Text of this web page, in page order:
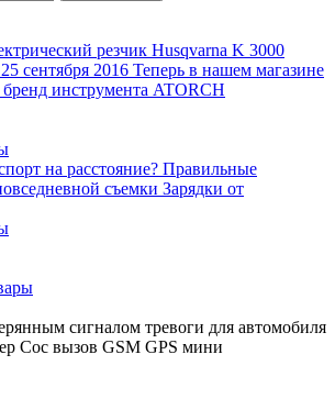
резчик Husqvarna K 3000
25 сентября 2016 Теперь в нашем магазине
инструмента ATORCH
на расстояние? Правильные
съемки Зарядки от
сигналом тревоги для автомобиля
Сос вызов GSM GPS мини